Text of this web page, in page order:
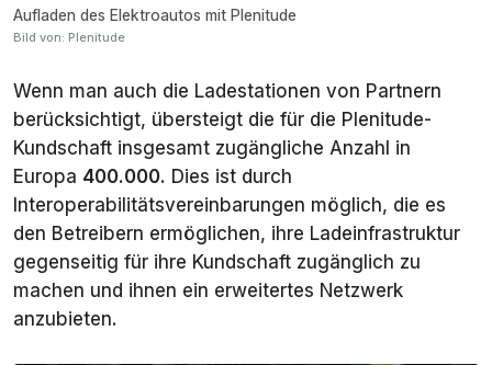
Aufladen des Elektroautos mit Plenitude
Bild von: Plenitude
Wenn man auch die Ladestationen von Partnern
berücksichtigt, übersteigt die für die Plenitude-
Kundschaft insgesamt zugängliche Anzahl in
Europa 400.000. Dies ist durch
Interoperabilitätsvereinbarungen möglich, die es
den Betreibern ermöglichen, ihre Ladeinfrastruktur
gegenseitig für ihre Kundschaft zugänglich zu
machen und ihnen ein erweitertes Netzwerk
anzubieten.